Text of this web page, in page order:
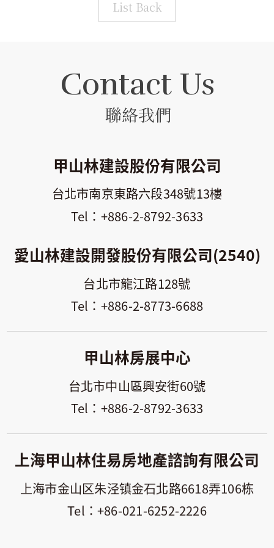
List Back
Contact Us
聯絡我們
甲山林建設股份有限公司
台北市南京東路六段348號13樓
+886-2-8792-3633
愛山林建設開發股份有限公司(2540)
台北市龍江路128號
+886-2-8773-6688
甲山林房展中心
台北市中山區興安街60號
+886-2-8792-3633
上海甲山林住易房地產諮詢有限公司
上海市金山区朱泾镇金石北路6618弄106栋
+86-021-6252-2226